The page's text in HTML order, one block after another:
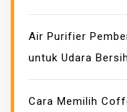
Air Purifier
untuk Udara
Cara Memilih